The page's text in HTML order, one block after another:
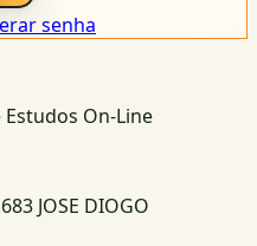
senha
On-Line
JOSE DIOGO